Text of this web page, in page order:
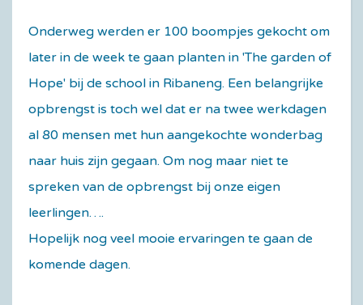
Onderweg werden er 100 boompjes gekocht om
later in de week te gaan planten in 'The garden of
Hope' bij de school in Ribaneng. Een belangrijke
opbrengst is toch wel dat er na twee werkdagen
al 80 mensen met hun aangekochte wonderbag
naar huis zijn gegaan. Om nog maar niet te
spreken van de opbrengst bij onze eigen
leerlingen….
Hopelijk nog veel mooie ervaringen te gaan de
komende dagen.